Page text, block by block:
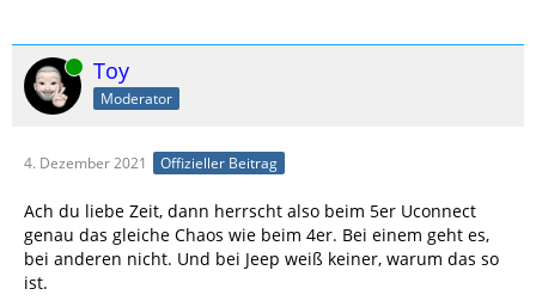
Online Toy
Moderator
4. Dezember 2021 Offizieller Beitrag
Ach du liebe Zeit, dann herrscht also beim 5er Uconnect
genau das gleiche Chaos wie beim 4er. Bei einem geht es,
bei anderen nicht. Und bei Jeep weiß keiner, warum das so
ist.